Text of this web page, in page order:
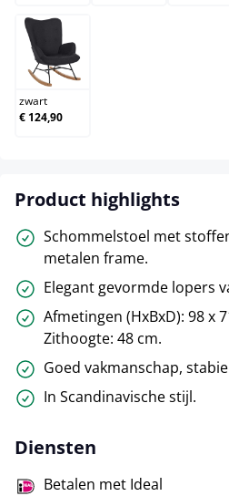
zwart
zwart
€ 124,90
Product highlights
Schommelstoel met
metalen frame.
Elegant gevormde lopers
Afmetingen (HxBxD): 98 x
Zithoogte: 48 cm.
Goed vakmanschap,
In Scandinavische stijl.
Diensten
Betalen met Ideal